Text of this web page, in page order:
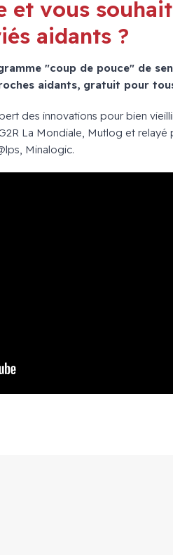
et vous
aidants ?
"coup de pouce" de
aidants, gratuit pour
des innovations pour bien
La Mondiale, Mutlog et relayé
Minalogic.